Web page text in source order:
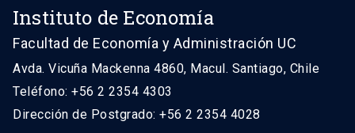
Instituto de Economía
Facultad de Economía y Administración UC
Avda. Vicuña Mackenna 4860, Macul. Santiago, Chile
Teléfono: +56 2 2354 4303
Dirección de Postgrado: +56 2 2354 4028